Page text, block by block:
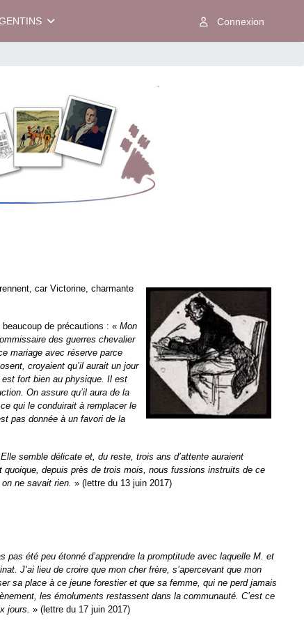
car Victorine, charmante
de précautions : « Mon
des guerres chevalier
mariage avec réserve parce
croyaient qu’il aurait un jour
fort bien au physique. Il est
On assure qu’il aura de la
qui le conduirait à remplacer le
pas donnée à un favori de la
semble délicate et, du reste, trois ans d’attente auraient
depuis près de trois mois, nous fussions instruits de ce
ne savait rien. » (lettre du 13 juin 2017)
pas été peu étonné d’apprendre la promptitude avec laquelle M. et
J’ai lieu de croire que mon cher frère, s’apercevant que mon
sa place à ce jeune forestier et que sa femme, qui ne perd jamais
les émoluments restassent dans la communauté. C’est ce
jours. » (lettre du 17 juin 2017)